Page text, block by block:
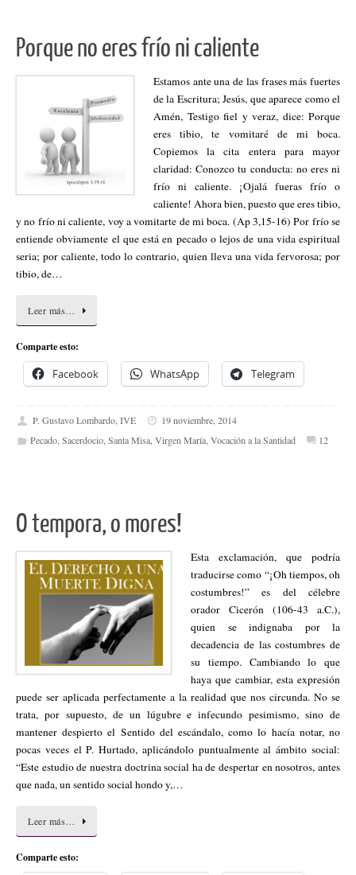
Porque no eres frío ni caliente
Estamos ante una de las frases más fuertes
de la Escritura; Jesús, que aparece como el
Amén, Testigo fiel y veraz, dice: Porque
eres tibio, te vomitaré de mi boca.
Copiemos la cita entera para mayor
claridad: Conozco tu conducta: no eres ni
frío ni caliente. ¡Ojalá fueras frío o
caliente! Ahora bien, puesto que eres tibio,
y no frío ni caliente, voy a vomitarte de mi boca. (Ap 3,15-16) Por frío se
entiende obviamente el que está en pecado o lejos de una vida espiritual
seria; por caliente, todo lo contrario, quien lleva una vida fervorosa; por
tibio, de…
Leer más…
Comparte esto:
Facebook WhatsApp Telegram
P. Gustavo Lombardo, IVE
19 noviembre, 2014
Pecado,Sacerdocio,Santa Misa,Virgen María,Vocación a la Santidad 12
O tempora, o mores!
Esta exclamación, que podría
traducirse como “¡Oh tiempos, oh
costumbres!” es del célebre
orador Cicerón (106-43 a.C.),
quien se indignaba por la
decadencia de las costumbres de
su tiempo. Cambiando lo que
haya que cambiar, esta expresión
puede ser aplicada perfectamente a la realidad que nos circunda. No se
trata, por supuesto, de un lúgubre e infecundo pesimismo, sino de
mantener despierto el Sentido del escándalo, como lo hacía notar, no
pocas veces el P. Hurtado, aplicándolo puntualmente al ámbito social:
“Este estudio de nuestra doctrina social ha de despertar en nosotros, antes
que nada, un sentido social hondo y,…
Leer más…
Comparte esto: